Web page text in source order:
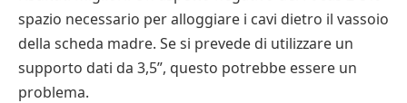
spazio necessario per alloggiare i cavi dietro il vassoio
della scheda madre. Se si prevede di utilizzare un
supporto dati da 3,5”, questo potrebbe essere un
problema.